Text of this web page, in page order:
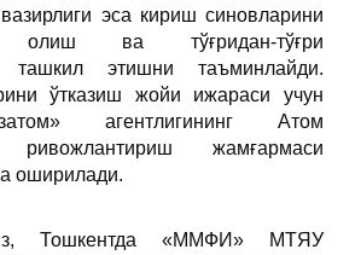
эса кириш синовларини
олиш ва тўғридан-тўғри
ташкил этишни таъминлайди.
ўтказиш жойи ижараси учун
агентлигининг Атом
ривожлантириш жамғармаси
оширилади.
Тошкентда «ММФИ» МТЯУ